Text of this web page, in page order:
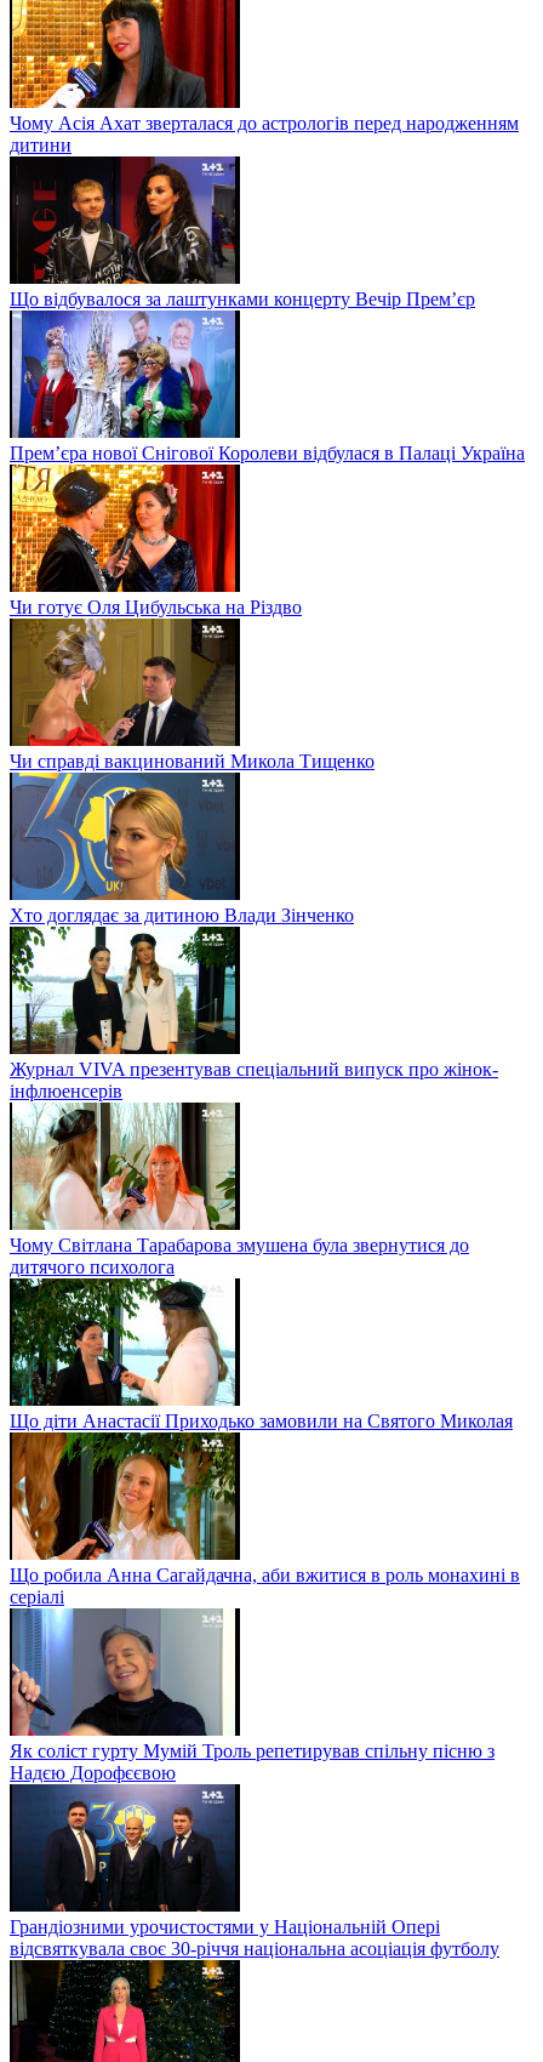
Чому Асія Ахат зверталася до астрологів перед народженням
дитини
Що відбувалося за лаштунками концерту Вечір Прем’єр
Прем’єра нової Снігової Королеви відбулася в Палаці Україна
Чи готує Оля Цибульська на Різдво
Чи справді вакцинований Микола Тищенко
Хто доглядає за дитиною Влади Зінченко
Журнал VIVA презентував спеціальний випуск про жінок-
інфлюенсерів
Чому Світлана Тарабарова змушена була звернутися до
дитячого психолога
Що діти Анастасії Приходько замовили на Святого Миколая
Що робила Анна Сагайдачна, аби вжитися в роль монахині в
серіалі
Як соліст гурту Мумій Троль репетирував спільну пісню з
Надєю Дорофєєвою
Грандіозними урочистостями у Національній Опері
відсвяткувала своє 30-річчя національна асоціація футболу